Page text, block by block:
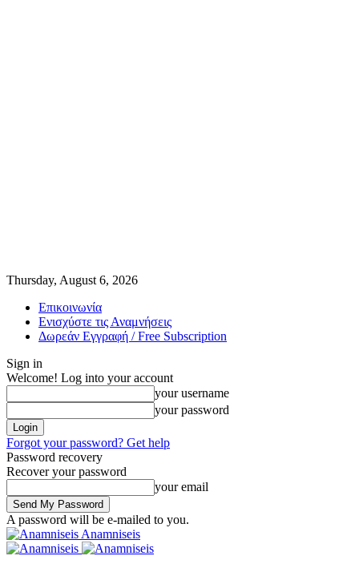
Thursday, August 6, 2026
Επικοινωνία
Ενισχύστε τις Αναμνήσεις
Δωρεάν Εγγραφή / Free Subscription
Sign in
Welcome! Log into your account
your username
your password
Forgot your password? Get help
Password recovery
Recover your password
your email
A password will be e-mailed to you.
Anamniseis